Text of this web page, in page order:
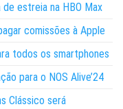
estreia na HBO Max
comissões à Apple
todos os smartphones
para o NOS Alive’24
Clássico será